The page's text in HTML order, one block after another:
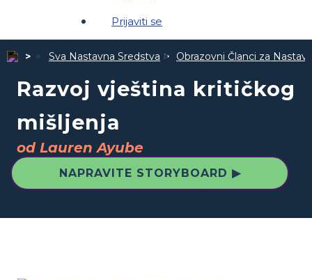
Prijaviti se
Sva Nastavna Sredstva Obrazovni Članci za
Razvoj vještina kritičkog
mišljenja
od Lauren Ayube
NAPRAVITE STORYBOARD ▶